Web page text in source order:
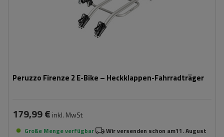
Peruzzo Firenze 2 E-Bike – Heckklappen-Fahrradträger
179,99 € inkl. MwSt
Große Menge verfügbar Wir versenden schon am11. August